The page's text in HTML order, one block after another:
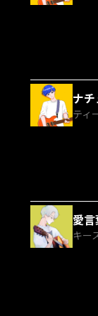
ナ
ティ
愛
キー